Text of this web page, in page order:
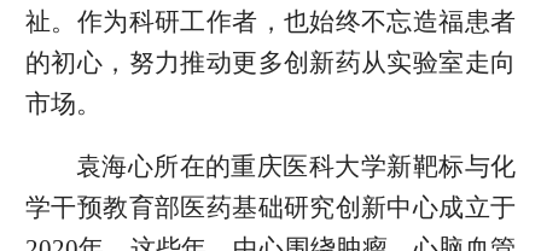
祉。作为科研工作者，也始终不忘造福患者
的初心，努力推动更多创新药从实验室走向
市场。
袁海心所在的重庆医科大学新靶标与化
学干预教育部医药基础研究创新中心成立于